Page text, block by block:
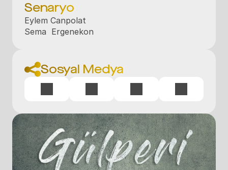
Senaryo
Eylem Canpolat
Sema  Ergenekon
Sosyal Medya